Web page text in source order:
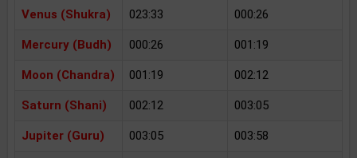
Venus (Shukra) 023:33 000:26
Mercury (Budh) 000:26 001:19
Moon (Chandra) 001:19 002:12
Saturn (Shani) 002:12 003:05
Jupiter (Guru) 003:05 003:58